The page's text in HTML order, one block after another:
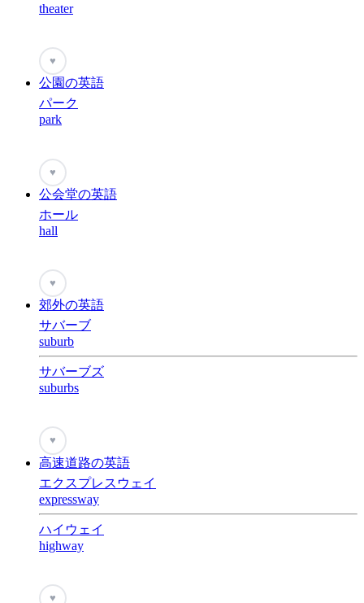
theater
♥
公園の英語
パーク
park
♥
公会堂の英語
ホール
hall
♥
郊外の英語
サバーブ
suburb
サバーブズ
suburbs
♥
高速道路の英語
エクスプレスウェイ
expressway
ハイウェイ
highway
♥